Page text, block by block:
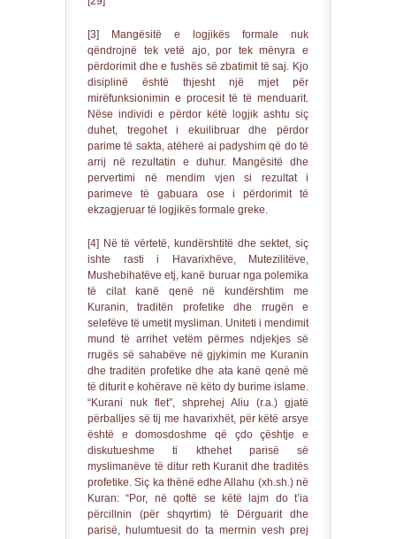
[3] Mangësitë e logjikës formale nuk
qëndrojnë tek vetë ajo, por tek mënyra e
përdorimit dhe e fushës së zbatimit të saj. Kjo
disiplinë është thjesht një mjet për
mirëfunksionimin e procesit të të menduarit.
Nëse individi e përdor këtë logjik ashtu siç
duhet, tregohet i ekuilibruar dhe përdor
parime të sakta, atëherë ai padyshim që do të
arrij në rezultatin e duhur. Mangësitë dhe
pervertimi në mendim vjen si rezultat i
parimeve të gabuara ose i përdorimit të
ekzagjeruar të logjikës formale greke.
[4] Në të vërtetë, kundërshtitë dhe sektet, siç
ishte rasti i Havarixhëve, Mutezilitëve,
Mushebihatëve etj, kanë buruar nga polemika
të cilat kanë qenë në kundërshtim me
Kuranin, traditën profetike dhe rrugën e
selefëve të umetit mysliman. Uniteti i mendimit
mund të arrihet vetëm përmes ndjekjes së
rrugës së sahabëve në gjykimin me Kuranin
dhe traditën profetike dhe ata kanë qenë më
të diturit e kohërave në këto dy burime islame.
“Kurani nuk flet”, shprehej Aliu (r.a.) gjatë
përballjes së tij me havarixhët, për këtë arsye
është e domosdoshme që çdo çështje e
diskutueshme ti kthehet parisë së
myslimanëve të ditur reth Kuranit dhe traditës
profetike. Siç ka thënë edhe Allahu (xh.sh.) në
Kuran: “Por, në qoftë se këtë lajm do t’ia
përcillnin (për shqyrtim) të Dërguarit dhe
parisë, hulumtuesit do ta merrnin vesh prej